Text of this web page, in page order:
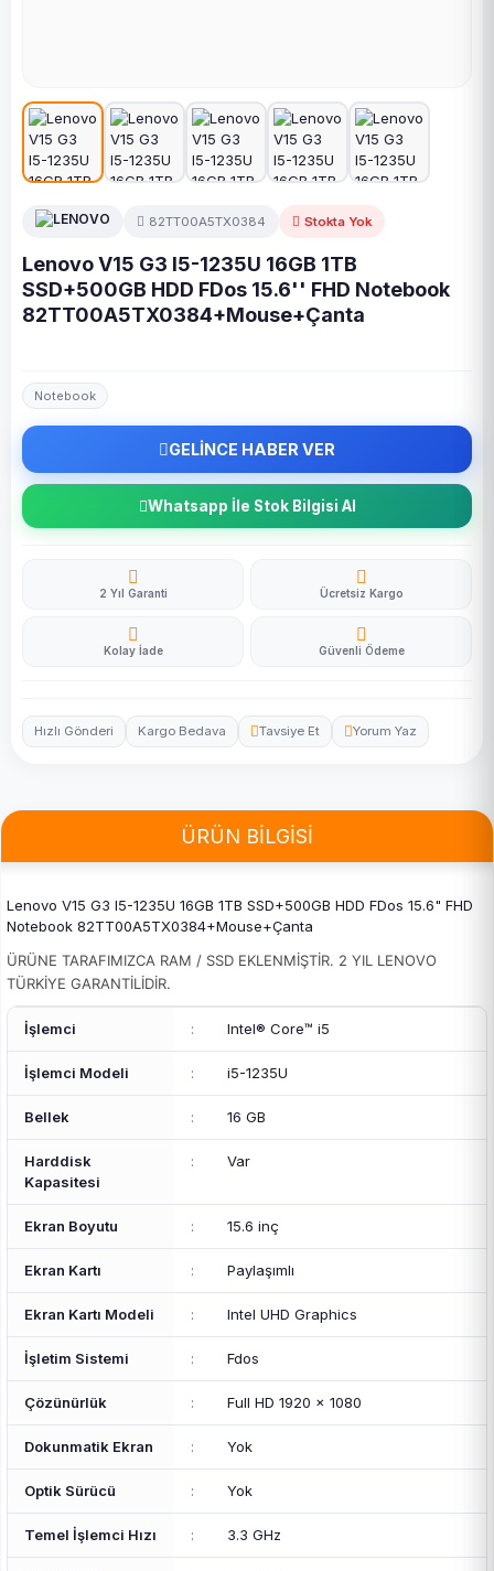
82TT00A5TX0384 Stokta Yok
Lenovo V15 G3 I5-1235U 16GB 1TB
SSD+500GB HDD FDos 15.6'' FHD Notebook
82TT00A5TX0384+Mouse+Çanta
Notebook
GELİNCE HABER VER
Whatsapp İle Stok Bilgisi Al
2 Yıl Garanti Ücretsiz Kargo
Kolay İade Güvenli Ödeme
Hızlı Gönderi Kargo Bedava Tavsiye Et Yorum Yaz
ÜRÜN BİLGİSİ
Lenovo V15 G3 I5-1235U 16GB 1TB SSD+500GB HDD FDos 15.6" FHD
Notebook 82TT00A5TX0384+Mouse+Çanta
ÜRÜNE TARAFIMIZCA RAM / SSD EKLENMİŞTİR. 2 YIL LENOVO
TÜRKİYE GARANTİLİDİR.
İşlemci : Intel® Core™ i5
İşlemci Modeli : i5-1235U
Bellek : 16 GB
Harddisk
Kapasitesi
: Var
Ekran Boyutu : 15.6 inç
Ekran Kartı : Paylaşımlı
Ekran Kartı Modeli : Intel UHD Graphics
İşletim Sistemi : Fdos
Çözünürlük : Full HD 1920 x 1080
Dokunmatik Ekran : Yok
Optik Sürücü : Yok
Temel İşlemci Hızı : 3.3 GHz